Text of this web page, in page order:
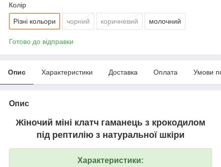
Колір
Різні кольори чорний коричневий молочний
Готово до відправки
Опис Характеристики Доставка Оплата Умови
Опис
Жіночий міні клатч гаманець з крокодилом
під рептилію з натуральної шкіри
Характеристики: